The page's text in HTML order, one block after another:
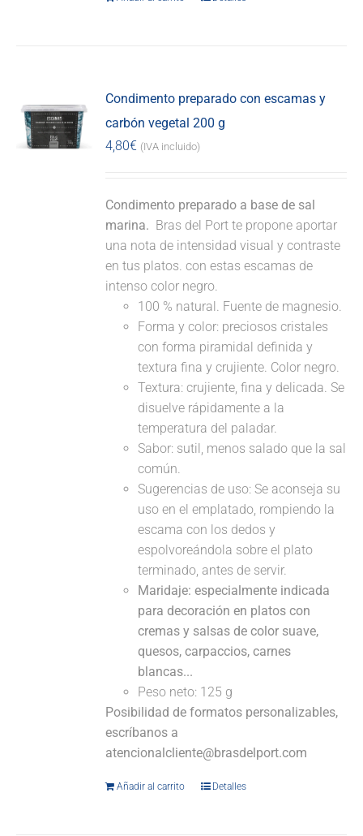
Condimento preparado con escamas y
carbón vegetal 200 g
4,80€ (IVA incluido)
Condimento preparado a base de sal
marina. Bras del Port te propone aportar
una nota de intensidad visual y contraste
en tus platos. con estas escamas de
intenso color negro.
100 % natural. Fuente de magnesio.
Forma y color: preciosos cristales
con forma piramidal definida y
textura fina y crujiente. Color negro.
Textura: crujiente, fina y delicada. Se
disuelve rápidamente a la
temperatura del paladar.
Sabor: sutil, menos salado que la sal
común.
Sugerencias de uso: Se aconseja su
uso en el emplatado, rompiendo la
escama con los dedos y
espolvoreándola sobre el plato
terminado, antes de servir.
Maridaje: especialmente indicada
para decoración en platos con
cremas y salsas de color suave,
quesos, carpaccios, carnes
blancas...
Peso neto: 125 g
Posibilidad de formatos personalizables,
escríbanos a
atencionalcliente@brasdelport.com
Añadir al carrito Detalles